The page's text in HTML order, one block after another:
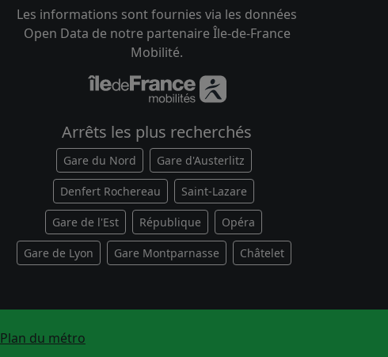
Les informations sont fournies via les données
Open Data de notre partenaire Île-de-France
Mobilité.
Arrêts les plus recherchés
Gare du Nord Gare d'Austerlitz
Denfert Rochereau Saint-Lazare
Gare de l'Est République Opéra
Gare de Lyon Gare Montparnasse Châtelet
Plan du métro